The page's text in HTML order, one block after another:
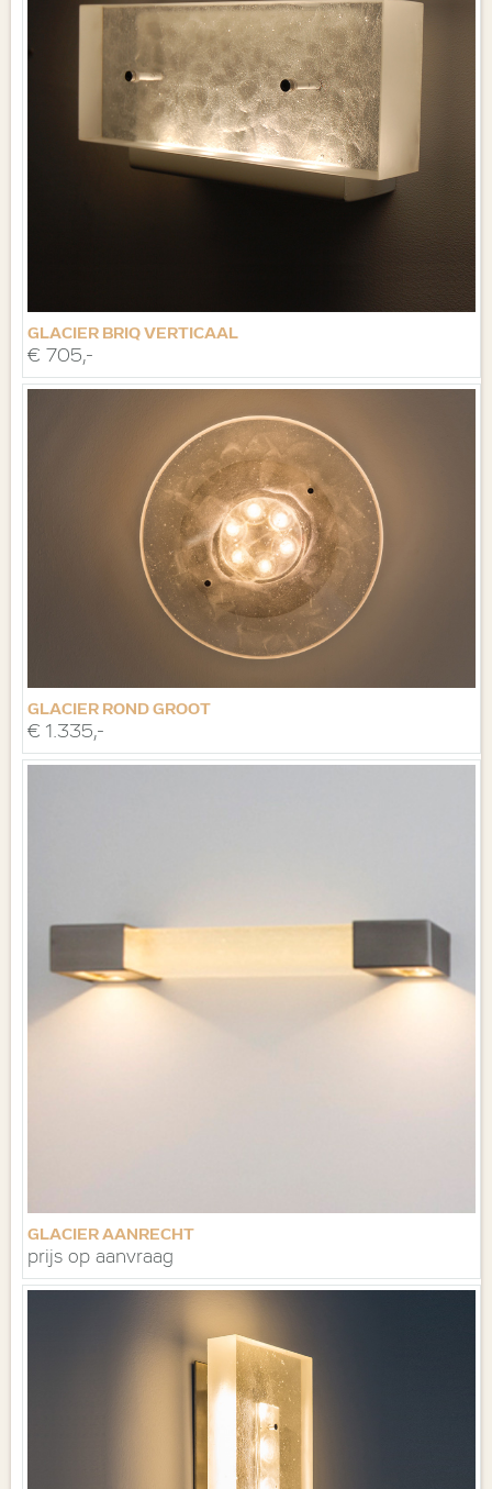
GLACIER BRIQ VERTICAAL
€ 705,-
GLACIER ROND GROOT
€ 1.335,-
GLACIER AANRECHT
prijs op aanvraag